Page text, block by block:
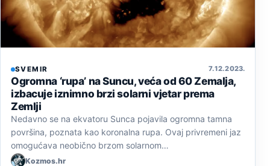
SVEMIR 7. 12. 2023.
Ogromna ‘rupa’ na Suncu, veća od 60 Zemalja,
izbacuje iznimno brzi solarni vjetar prema
Zemlji
Nedavno se na ekvatoru Sunca pojavila ogromna tamna
površina, poznata kao koronalna rupa. Ovaj privremeni jaz
omogućava neobično brzom solarnom…
Kozmos.hr